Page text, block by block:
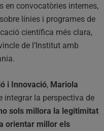
en convocatòries internes,
línies i programes de
científica més clara,
de l’Institut amb
i Innovació, Mariola
integrar la perspectiva de
sols millora la legitimitat
orientar millor els